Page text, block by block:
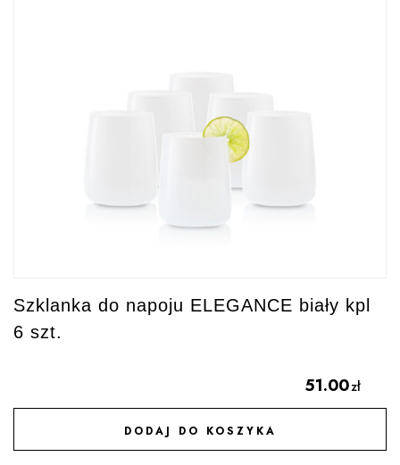
Szklanka do napoju ELEGANCE biały kpl
6 szt.
51.00zł
DODAJ DO KOSZYKA
DODAJ DO ULUBIONYCH